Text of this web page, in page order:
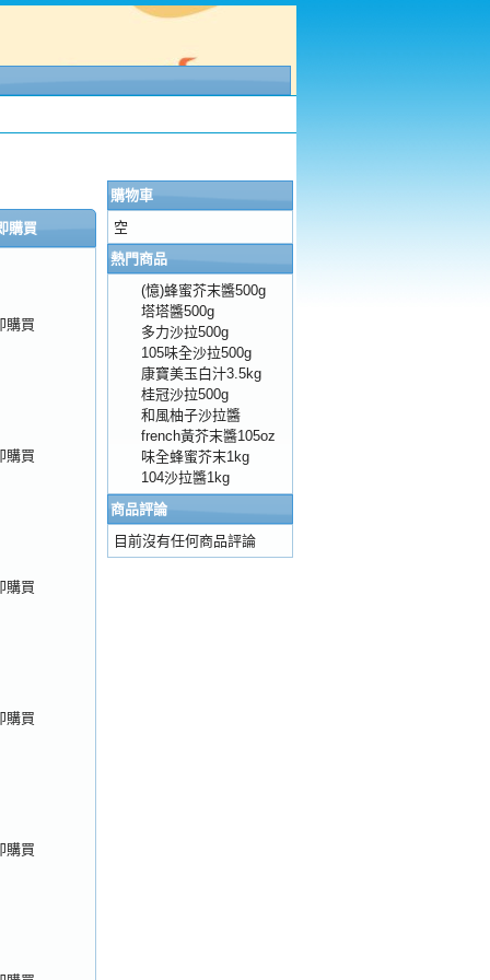
結帳 我的帳號
購買
購買
購買
購買
購買
購買
購物車
空
熱門商品
(憶)蜂蜜芥末醬500g
塔塔醬500g
多力沙拉500g
105味全沙拉500g
康寶美玉白汁3.5kg
桂冠沙拉500g
和風柚子沙拉醬
french黃芥末醬105oz
味全蜂蜜芥末1kg
104沙拉醬1kg
商品評論
目前沒有任何商品評論